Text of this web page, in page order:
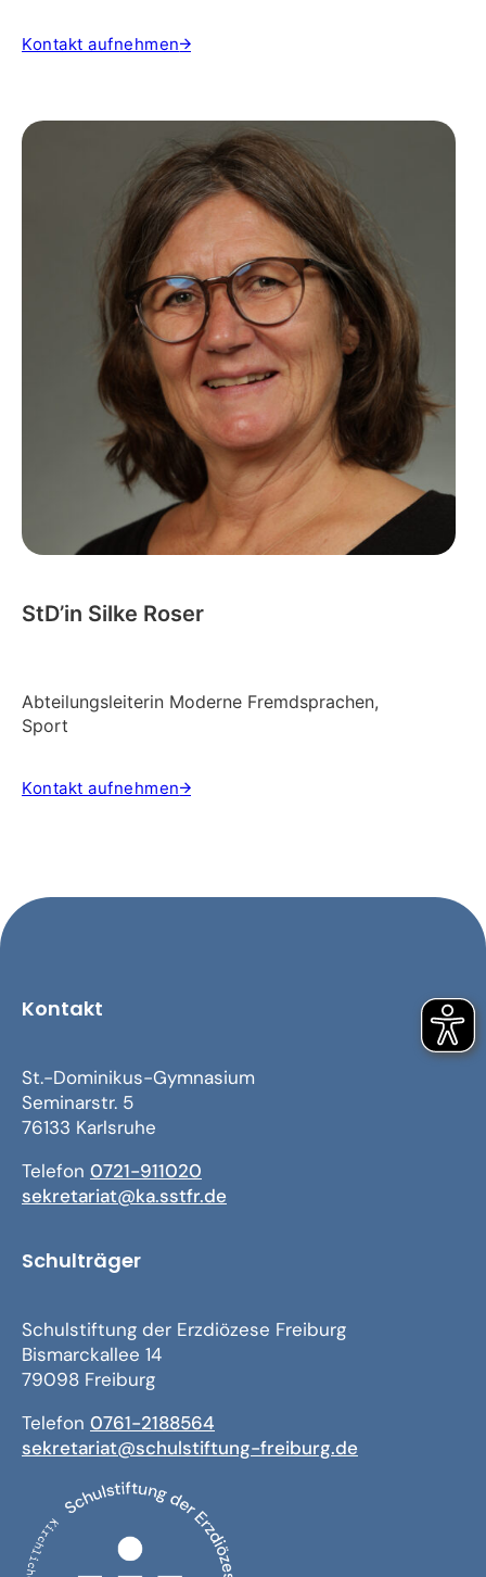
Kontakt aufnehmen
StD’in Silke Roser
Abteilungsleiterin Moderne Fremdsprachen,
Sport
Kontakt aufnehmen
Kontakt
St.-Dominikus-Gymnasium
Seminarstr. 5
76133 Karlsruhe
Telefon 0721-911020
sekretariat@ka.sstfr.de
Schulträger
Schulstiftung der Erzdiözese Freiburg
Bismarckallee 14
79098 Freiburg
Telefon 0761-2188564
sekretariat@schulstiftung-freiburg.de